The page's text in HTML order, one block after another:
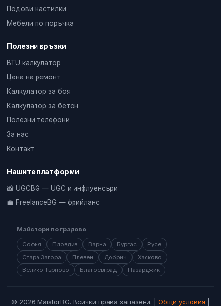
Подови настилки
Мебели по поръчка
Полезни връзки
BTU калкулатор
Цена на ремонт
Калкулатор за боя
Калкулатор за бетон
Полезни телефони
За нас
Контакт
Нашите платформи
📸 UGCBG — UGC и инфлуенсъри
💼 FreelanceBG — фрийланс
Майстори по градове
София Пловдив Варна Бургас
Русе
Стара Загора
Плевен Добрич
Хасково
Велико Търново
Благоевград Пазарджик
© 2026 MaistorBG. Всички права запазени. | Общи условия